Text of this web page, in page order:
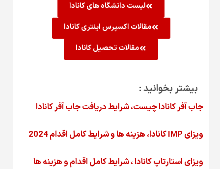
لیست دانشگاه های کانادا
مقالات اکسپرس اینتری کانادا
مقالات تحصیل کانادا
بیشتر بخوانید :
جاب آفر کانادا چیست، شرایط دریافت جاب آفر کانادا
ویزای IMP کانادا، هزینه ها و شرایط کامل اقدام 2024
ویزای استارتاپ کانادا ، شرایط کامل اقدام و هزینه ها